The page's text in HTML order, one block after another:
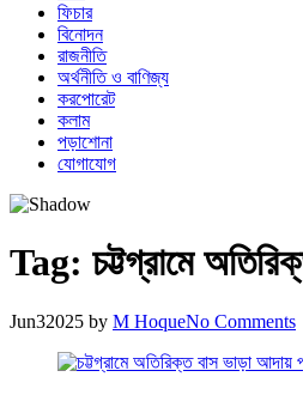
ফিচার
বিনোদন
রাজনীতি
অর্থনীতি ও বাণিজ্য
করপোরেট
কলাম
পড়াশোনা
যোগাযোগ
Tag: চট্টগ্রামে
Jun32025 by M HoqueNo Comments